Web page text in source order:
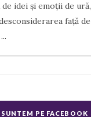
idei şi emoţii de
faţă
...
de bărbaţi faţă
SUNTEM PE FACEBOOK